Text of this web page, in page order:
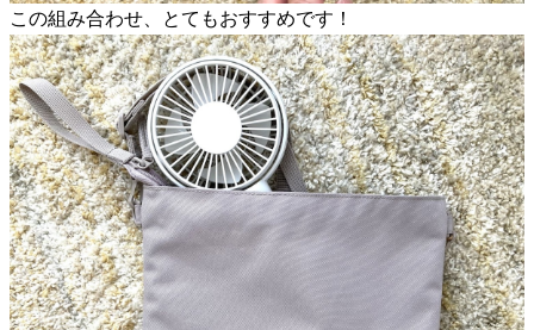
この組み合わせ、とてもおすすめです！